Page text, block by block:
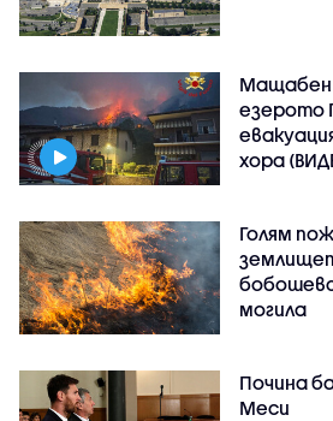
Мащабен
езерото
хора
Голям
могила
Почина
Меси